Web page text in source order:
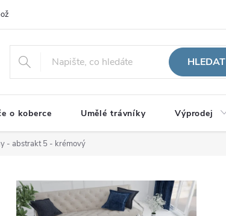
HLEDAT
o koberce Umělé trávníky Výprodej
- abstrakt 5 - krémový